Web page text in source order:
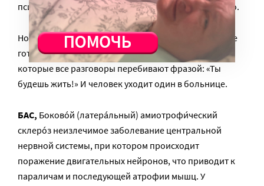
психологов, чтобы выслушать и успокоить больного.
Но самая страшная проблема – о смерти человека не
готовы слышать и говорить его родственники,
которые все разговоры перебивают фразой: «Ты
будешь жить!» И человек уходит один в больнице.
БАС, Боково́й (латера́льный) амиотрофи́ческий
склеро́з неизлечимое заболевание центральной
нервной системы, при котором происходит
поражение двигательных нейронов, что приводит к
параличам и последующей атрофии мышц. У